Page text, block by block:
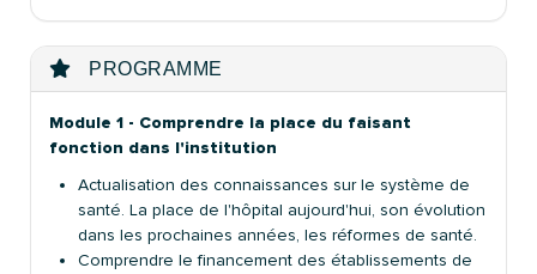
PROGRAMME
Module 1 - Comprendre la place du faisant
fonction dans l'institution
Actualisation des connaissances sur le système de
santé. La place de l'hôpital aujourd'hui, son évolution
dans les prochaines années, les réformes de santé.
Comprendre le financement des établissements de